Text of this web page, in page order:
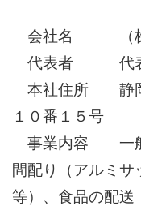
会社名 （株
代表者 代表
本社住所 静岡
１０番１５号
事業内容 一般
間配り（アルミサ
等）、食品の配送